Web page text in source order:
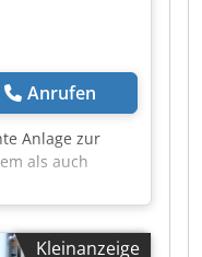
Anrufen
Anlage zur
als auch
mit einer
Monat
pro Monat).
gebaut und im
Kleinanzeige